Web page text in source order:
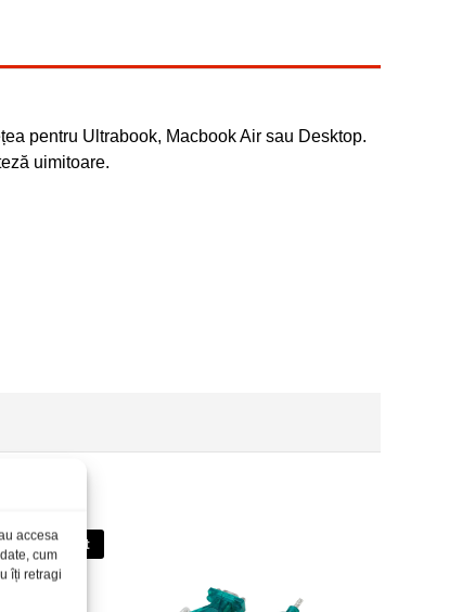
accesa
cum
îți retragi
pentru Ultrabook, Macbook Air sau Desktop.
uimitoare.
epuizat